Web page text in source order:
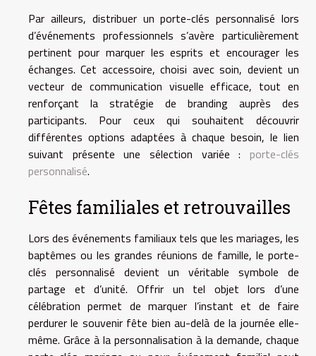
Par ailleurs, distribuer un porte-clés personnalisé lors
d’événements professionnels s’avère particulièrement
pertinent pour marquer les esprits et encourager les
échanges. Cet accessoire, choisi avec soin, devient un
vecteur de communication visuelle efficace, tout en
renforçant la stratégie de branding auprès des
participants. Pour ceux qui souhaitent découvrir
différentes options adaptées à chaque besoin, le lien
suivant présente une sélection variée : porte-clés
personnalisé.
Fêtes familiales et retrouvailles
Lors des événements familiaux tels que les mariages, les
baptêmes ou les grandes réunions de famille, le porte-
clés personnalisé devient un véritable symbole de
partage et d’unité. Offrir un tel objet lors d’une
célébration permet de marquer l’instant et de faire
perdurer le souvenir fête bien au-delà de la journée elle-
même. Grâce à la personnalisation à la demande, chaque